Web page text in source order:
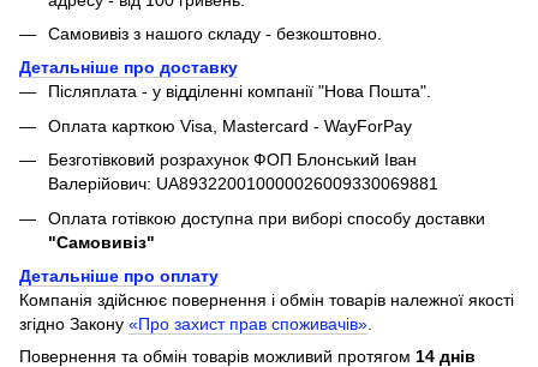
Самовивіз з нашого складу - безкоштовно.
Детальніше про доставку
Післяплата - у відділенні компанії "Нова Пошта".
Оплата карткою Visa, Mastercard - WayForPay
Безготівковий розрахунок ФОП Блонський Іван
Валерійович: UA893220010000026009330069881
Оплата готівкою доступна при виборі способу доставки
"Самовивіз"
Детальніше про оплату
Компанія здійснює повернення і обмін товарів належної якості
згідно Закону «Про захист прав споживачів»
Повернення та обмін товарів можливий протягом 14 днів